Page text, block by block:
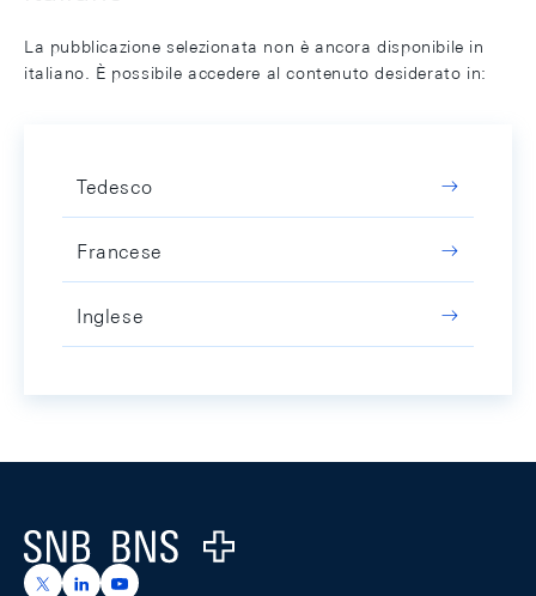
La pubblicazione selezionata non è ancora disponibile in
italiano. È possibile accedere al contenuto desiderato in:
Tedesco
Francese
Inglese
Logo
https://x.com/snb_bns
https://ch.linkedin.com/company/swiss-national-
https://www.youtube.com/@swissnationalbank